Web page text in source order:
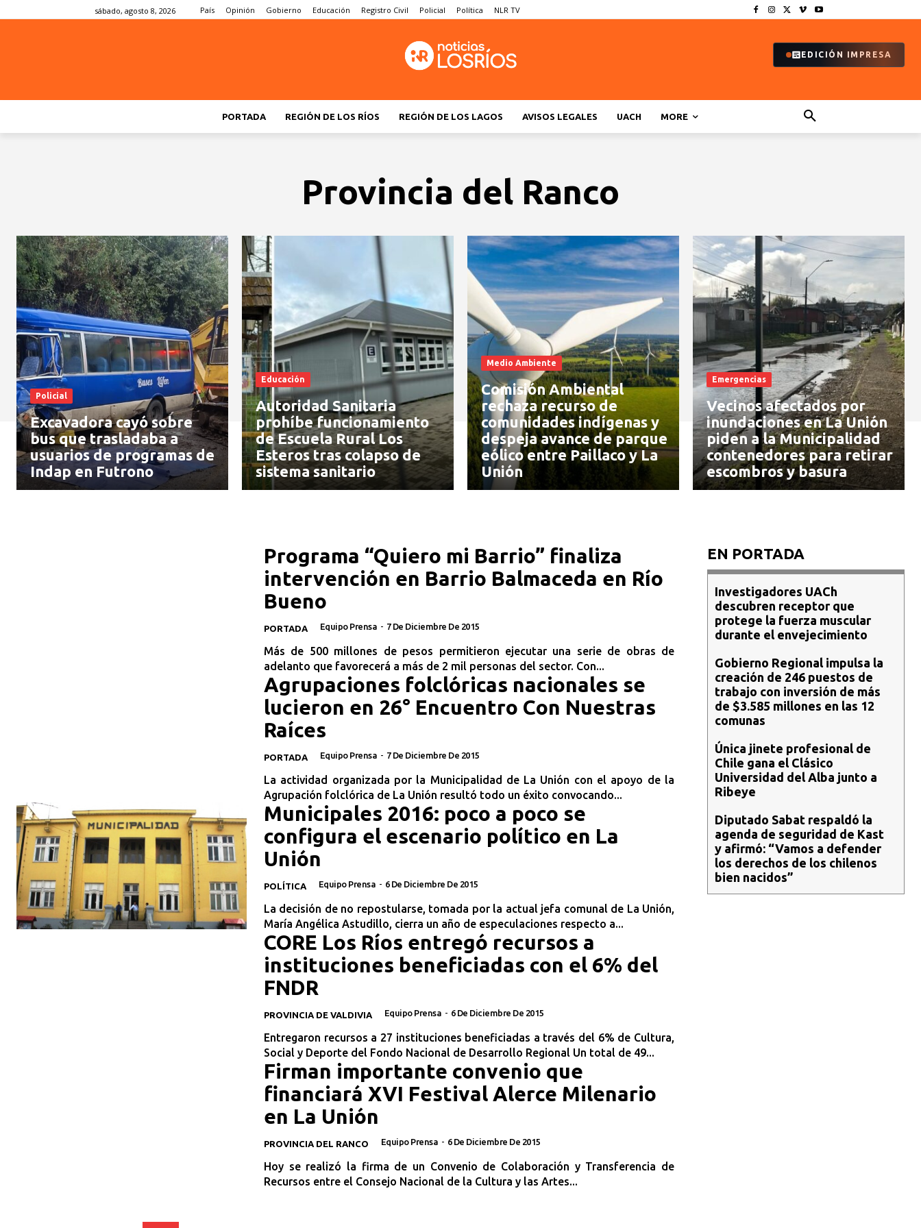
sábado, agosto 8, 2026 País Opinión Gobierno Educación Registro Civil Policial Política NLR TV
EDICIÓN IMPRESA
PORTADA REGIÓN DE LOS RÍOS REGIÓN DE LOS LAGOS AVISOS LEGALES UACH MORE
Provincia del Ranco
Policial
Excavadora cayó sobre
bus que trasladaba a
usuarios de programas de
Indap en Futrono
Educación
Autoridad Sanitaria
prohíbe funcionamiento
de Escuela Rural Los
Esteros tras colapso de
sistema sanitario
Medio Ambiente
Comisión Ambiental
rechaza recurso de
comunidades indígenas y
despeja avance de parque
eólico entre Paillaco y La
Unión
Emergencias
Vecinos afectados por
inundaciones en La Unión
piden a la Municipalidad
contenedores para retirar
escombros y basura
Programa “Quiero mi Barrio” finaliza
intervención en Barrio Balmaceda en Río
Bueno
PORTADA Equipo Prensa - 7 De Diciembre De 2015
Más de 500 millones de pesos permitieron ejecutar una serie de obras de
adelanto que favorecerá a más de 2 mil personas del sector. Con...
Agrupaciones folclóricas nacionales se
lucieron en 26° Encuentro Con Nuestras
Raíces
PORTADA Equipo Prensa - 7 De Diciembre De 2015
La actividad organizada por la Municipalidad de La Unión con el apoyo de la
Agrupación folclórica de La Unión resultó todo un éxito convocando...
Municipales 2016: poco a poco se
configura el escenario político en La
Unión
POLÍTICA Equipo Prensa - 6 De Diciembre De 2015
La decisión de no repostularse, tomada por la actual jefa comunal de La Unión,
María Angélica Astudillo, cierra un año de especulaciones respecto a...
CORE Los Ríos entregó recursos a
instituciones beneficiadas con el 6% del
FNDR
PROVINCIA DE VALDIVIA Equipo Prensa - 6 De Diciembre De 2015
Entregaron recursos a 27 instituciones beneficiadas a través del 6% de Cultura,
Social y Deporte del Fondo Nacional de Desarrollo Regional Un total de 49...
Firman importante convenio que
financiará XVI Festival Alerce Milenario
en La Unión
PROVINCIA DEL RANCO Equipo Prensa - 6 De Diciembre De 2015
Hoy se realizó la firma de un Convenio de Colaboración y Transferencia de
Recursos entre el Consejo Nacional de la Cultura y las Artes...
EN PORTADA
Investigadores UACh
descubren receptor que
protege la fuerza muscular
durante el envejecimiento
Gobierno Regional impulsa la
creación de 246 puestos de
trabajo con inversión de más
de $3.585 millones en las 12
comunas
Única jinete profesional de
Chile gana el Clásico
Universidad del Alba junto a
Ribeye
Diputado Sabat respaldó la
agenda de seguridad de Kast
y afirmó: “Vamos a defender
los derechos de los chilenos
bien nacidos”